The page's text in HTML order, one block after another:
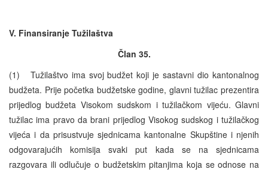
V. Finansiranje Tužilaštva
Član 35.
(1) Tužilaštvo ima svoj budžet koji je sastavni dio kantonalnog
budžeta. Prije početka budžetske godine, glavni tužilac prezentira
prijedlog budžeta Visokom sudskom i tužilačkom vijeću. Glavni
tužilac ima pravo da brani prijedlog Visokog sudskog i tužilačkog
vijeća i da prisustvuje sjednicama kantonalne Skupštine i njenih
odgovarajućih komisija svaki put kada se na sjednicama
razgovara ili odlučuje o budžetskim pitanjima koja se odnose na